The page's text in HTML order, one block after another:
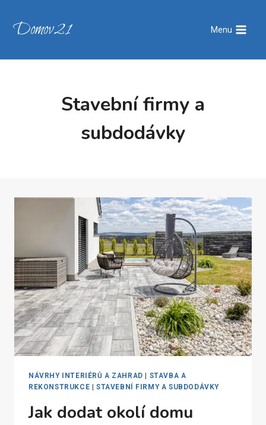
Domov21 Menu
Stavební firmy a
subdodávky
NÁVRHY INTERIÉRŮ A ZAHRAD | STAVBA A
REKONSTRUKCE | STAVEBNÍ FIRMY A SUBDODÁVKY
Jak dodat okolí domu